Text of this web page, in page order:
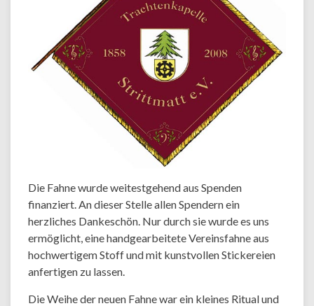
Die Fahne wurde weitestgehend aus Spenden
finanziert. An dieser Stelle allen Spendern ein
herzliches Dankeschön. Nur durch sie wurde es uns
ermöglicht, eine handgearbeitete Vereinsfahne aus
hochwertigem Stoff und mit kunstvollen Stickereien
anfertigen zu lassen.
Die Weihe der neuen Fahne war ein kleines Ritual und